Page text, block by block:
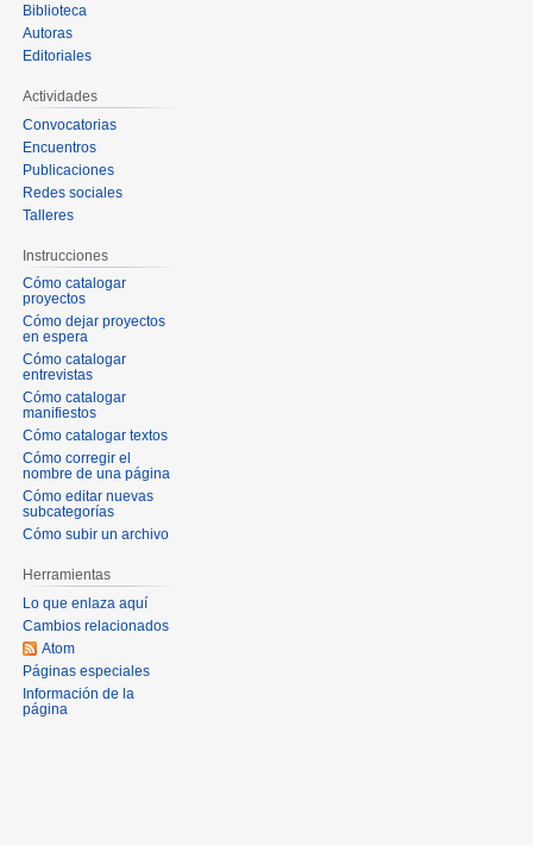
Biblioteca
Autoras
Editoriales
Actividades
Convocatorias
Encuentros
Publicaciones
Redes sociales
Talleres
Instrucciones
Cómo catalogar
proyectos
Cómo dejar proyectos
en espera
Cómo catalogar
entrevistas
Cómo catalogar
manifiestos
Cómo catalogar textos
Cómo corregir el
nombre de una página
Cómo editar nuevas
subcategorías
Cómo subir un archivo
Herramientas
Lo que enlaza aquí
Cambios relacionados
Atom
Páginas especiales
Información de la
página